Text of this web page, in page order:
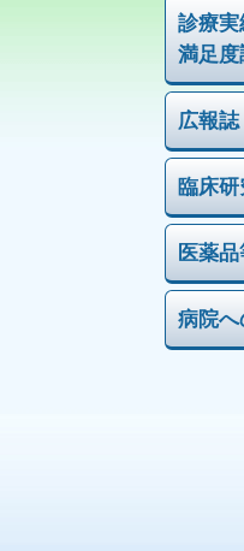
診療実
満足度
広報誌
臨床
医薬
病院へ